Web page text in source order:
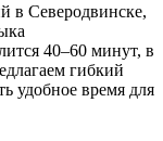
в Северодвинске,
40–60 минут, в
гибкий
удобное время для